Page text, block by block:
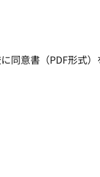
意書（PDF形式